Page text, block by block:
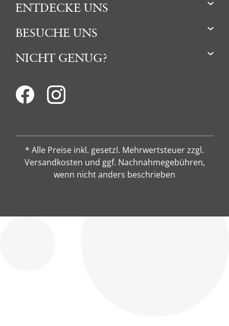
ENTDECKE UNS
BESUCHE UNS
NICHT GENUG?
* Alle Preise inkl. gesetzl. Mehrwertsteuer zzgl.
Versandkosten und ggf. Nachnahmegebühren,
wenn nicht anders beschrieben